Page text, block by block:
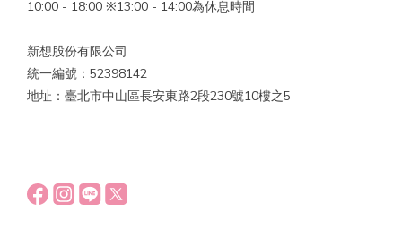
10:00 - 18:00 ※13:00 - 14:00為休息時間
新想股份有限公司
統一編號：52398142
地址：臺北市中山區長安東路2段230號10樓之5